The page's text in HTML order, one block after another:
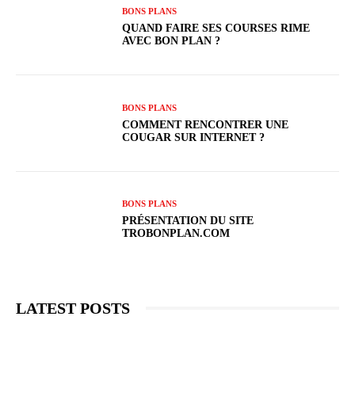
BONS PLANS
QUAND FAIRE SES COURSES RIME
AVEC BON PLAN ?
BONS PLANS
COMMENT RENCONTRER UNE
COUGAR SUR INTERNET ?
BONS PLANS
PRÉSENTATION DU SITE
TROBONPLAN.COM
LATEST POSTS